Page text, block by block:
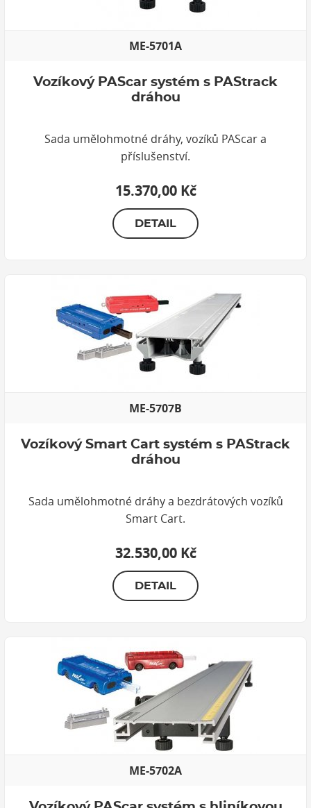
ME-5701A
Vozíkový PAScar systém s PAStrack
dráhou
Sada umělohmotné dráhy, vozíků PAScar a
příslušenství.
15.370,00 Kč
DETAIL
ME-5707B
Vozíkový Smart Cart systém s PAStrack
dráhou
Sada umělohmotné dráhy a bezdrátových vozíků
Smart Cart.
32.530,00 Kč
DETAIL
ME-5702A